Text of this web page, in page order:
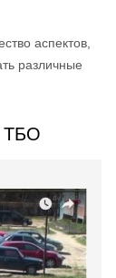
аспектов,
различные
ТБО